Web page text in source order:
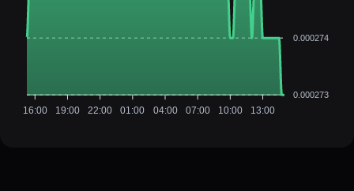
0.000274
0.000273
16:00 19:00 22:00 01:00 04:00 07:00 10:00 13:00